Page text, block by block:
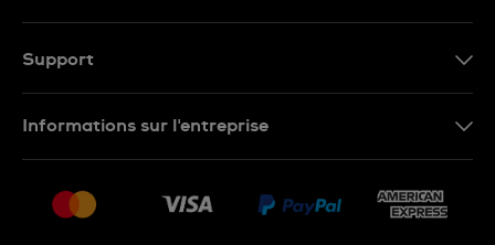
Support
Conditions De Vente
Informations sur l'entreprise
Nous rejoindre